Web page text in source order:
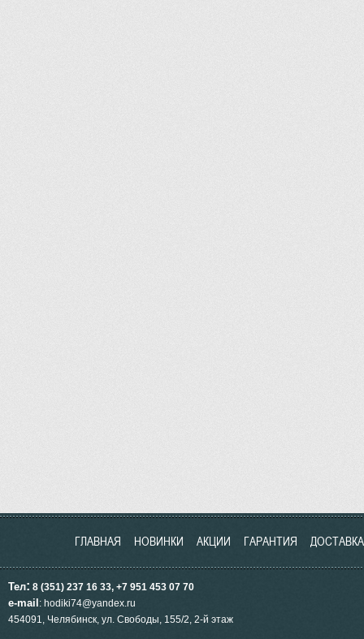
ГЛАВНАЯ НОВИНКИ АКЦИИ ГАРАНТИЯ ДОСТАВКА
Тел: 8 (351) 237 16 33, +7 951 453 07 70
e-mail : hodiki74@yandex.ru
454091, Челябинск, ул. Свободы, 155/2, 2-й этаж